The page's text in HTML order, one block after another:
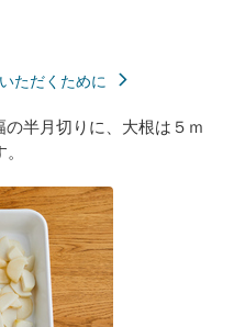
ただくために
半月切りに、大根は５ｍ